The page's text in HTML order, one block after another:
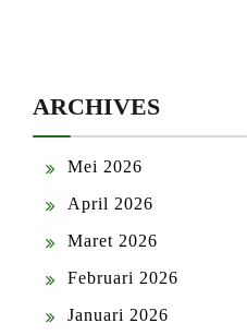
ARCHIVES
Mei 2026
April 2026
Maret 2026
Februari 2026
Januari 2026